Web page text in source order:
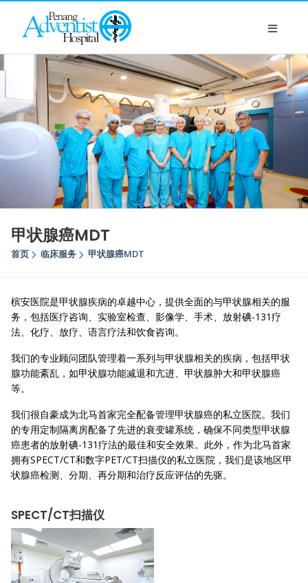
甲状腺癌MDT
首页 临床服务 甲状腺癌MDT
槟安医院是甲状腺疾病的卓越中心，提供全面的与甲状腺相关的服
务，包括医疗咨询、实验室检查、影像学、手术、放射碘-131疗
法、化疗、放疗、语言疗法和饮食咨询。
我们的专业顾问团队管理着一系列与甲状腺相关的疾病，包括甲状
腺功能紊乱，如甲状腺功能减退和亢进、甲状腺肿大和甲状腺癌
等。
我们很自豪成为北马首家完全配备管理甲状腺癌的私立医院。我们
的专用定制隔离房配备了先进的衰变罐系统，确保不同类型甲状腺
癌患者的放射碘-131疗法的最佳和安全效果。此外，作为北马首家
拥有SPECT/CT和数字PET/CT扫描仪的私立医院，我们是该地区甲
状腺癌检测、分期、再分期和治疗反应评估的先驱。
SPECT/CT扫描仪